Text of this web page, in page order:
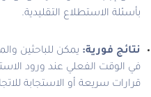
بأسئلة الاستطلاع التقليدية.
نتائج فورية: يمكن للباحثين
في الوقت الفعلي عند ورود
قرارات سريعة أو الاستجابة